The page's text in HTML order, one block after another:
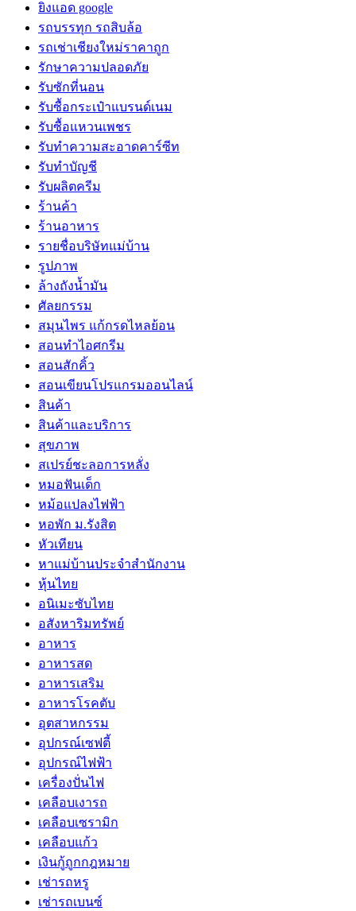
ยิงแอด google
รถบรรทุก รถสิบล้อ
รถเช่าเชียงใหม่ราคาถูก
รักษาความปลอดภัย
รับซักที่นอน
รับซื้อกระเป๋าแบรนด์เนม
รับซื้อแหวนเพชร
รับทำความสะอาดคาร์ซีท
รับทำบัญชี
รับผลิตครีม
ร้านค้า
ร้านอาหาร
รายชื่อบริษัทแม่บ้าน
รูปภาพ
ล้างถังน้ำมัน
ศัลยกรรม
สมุนไพร แก้กรดไหลย้อน
สอนทำไอศกรีม
สอนสักคิ้ว
สอนเขียนโปรแกรมออนไลน์
สินค้า
สินค้าและบริการ
สุขภาพ
สเปรย์ชะลอการหลั่ง
หมอฟันเด็ก
หม้อแปลงไฟฟ้า
หอพัก ม.รังสิต
หัวเทียน
หาแม่บ้านประจำสำนักงาน
หุ้นไทย
อนิเมะซับไทย
อสังหาริมทรัพย์
อาหาร
อาหารสด
อาหารเสริม
อาหารโรคตับ
อุตสาหกรรม
อุปกรณ์เซฟตี้
อุปกรณ์ไฟฟ้า
เครื่องปั่นไฟ
เคลือบเงารถ
เคลือบเซรามิก
เคลือบแก้ว
เงินกู้ถูกกฎหมาย
เช่ารถหรู
เช่ารถเบนซ์